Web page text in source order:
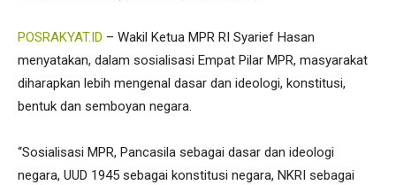
POSRAKYAT.ID – Wakil Ketua MPR RI Syarief Hasan
menyatakan, dalam sosialisasi Empat Pilar MPR, masyarakat
diharapkan lebih mengenal dasar dan ideologi, konstitusi,
bentuk dan semboyan negara.
“Sosialisasi MPR, Pancasila sebagai dasar dan ideologi
negara, UUD 1945 sebagai konstitusi negara, NKRI sebagai